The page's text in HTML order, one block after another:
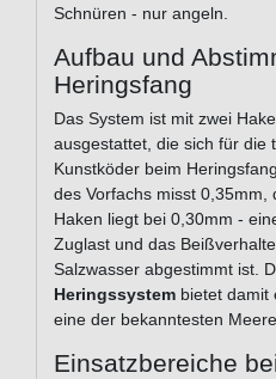
Schnüren - nur angeln.
Aufbau und
Heringsfang
Das System ist mit zwei
ausgestattet, die sich für die
Kunstköder beim
des Vorfachs misst 0,35mm,
Haken liegt bei 0,30mm -
Zuglast und das
Salzwasser abgestimmt ist.
Heringssystem bietet damit
eine der bekanntesten
Einsatzbereiche